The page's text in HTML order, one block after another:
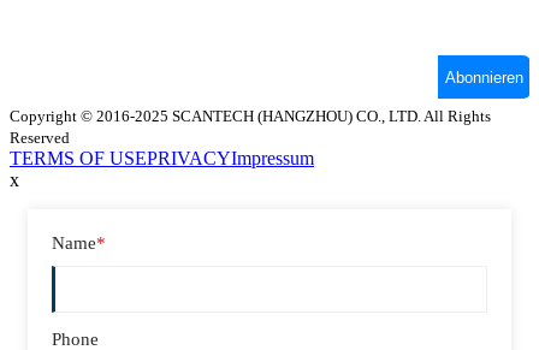
Copyright © 2016-2025 SCANTECH (HANGZHOU) CO., LTD. All Rights
Reserved
TERMS OF USEPRIVACYImpressum
x
Name*
Phone